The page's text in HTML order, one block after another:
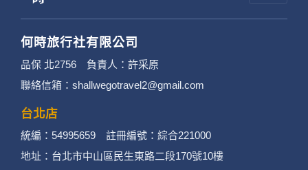
何時旅行社有限公司
品保 北2756 負責人：許采原
聯絡信箱：shallwegotravel2@gmail.com
台北店
統編：54995659 註冊編號：綜合221000
地址：台北市中山區民生東路二段170號10樓